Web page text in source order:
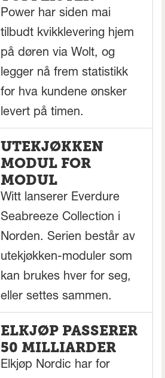
Power har siden mai
tilbudt kvikklevering hjem
på døren via Wolt, og
legger nå frem statistikk
for hva kundene ønsker
levert på timen.
UTEKJØKKEN
MODUL FOR
MODUL
Witt lanserer Everdure
Seabreeze Collection i
Norden. Serien består av
utekjøkken-moduler som
kan brukes hver for seg,
eller settes sammen.
ELKJØP PASSERER
50 MILLIARDER
Elkjøp Nordic har for